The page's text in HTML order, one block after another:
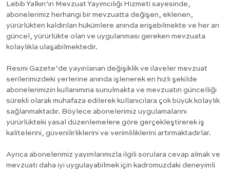
Lebib Yalkın’ın Mevzuat Yayımcılığı Hizmeti sayesinde,
abonelerimiz herhangi bir mevzuatta değişen, eklenen,
yürürlükten kaldırılan hükümlere anında erişebilmekte ve her an
güncel, yürürlükte olan ve uygulanması gereken mevzuata
kolaylıkla ulaşabilmektedir.
Resmi Gazete’de yayınlanan değişiklik ve ilaveler mevzuat
serilerimizdeki yerlerine anında işlenerek en hızlı şekilde
abonelerimizin kullanımına sunulmakta ve mevzuatın güncelliği
sürekli olarak muhafaza edilerek kullanıcılara çok büyük kolaylık
sağlanmaktadır. Böylece abonelerimiz uygulamalarını
yürürlükteki yasal düzenlemelere göre gerçekleştirerek iş
kalitelerini, güvenilirliklerini ve verimliliklerini artırmaktadırlar.
Ayrıca abonelerimiz yayımlarımızla ilgili sorulara cevap almak ve
mevzuatı daha iyi uygulayabilmek için kadromuzdaki deneyimli